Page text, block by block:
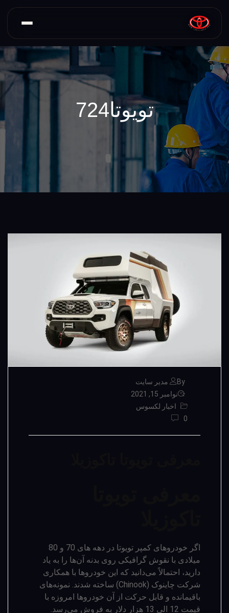
تویوتا724
By مدیر سایت
نوامبر 15, 2021
اخبار لکسوس
0
اگر خودروهای کمپر تویوتا در دهه ­های 70 و 80
میلادی با نقوش گرافیکی روی بدنه آن‌ها را به یاد
دارید، احتمالاً می‌دانید که این خودروها با همکاری
شرکت چاینوک (Chinook) ساخته شدند. نمونه­‌های
باقیمانده و قابل حرکت از آن خودروها امروزه با
قیمت 12 الی 13 هزار دلار به فروش می‌­رسد.